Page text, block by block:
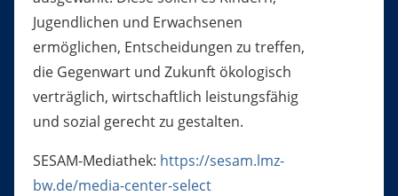
Jugendlichen und Erwachsenen
ermöglichen, Entscheidungen zu treffen,
die Gegenwart und Zukunft ökologisch
verträglich, wirtschaftlich leistungsfähig
und sozial gerecht zu gestalten.
SESAM-Mediathek: https://sesam.lmz-
bw.de/media-center-select